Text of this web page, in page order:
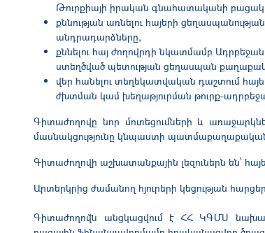
Թուրքիայի իրական գնահատականի
քննության առնելու հայերի
անդրադարձները,
քննելու հայ ժողովրդի նկատմամբ
ստեղծված պետության ցեղասպան
վեր հանելու տեղեկատվական դաշտում
ժխտման կամ խեղաթյուրման թուրք-
Գիտաժողովը նոր մոտեցումների և
մասնակցությունը կնպաստի
Գիտաժողովի աշխատանքային լեզուներն են՝
Արտերկրից ժամանող հյուրերի կեցության
Գիտաժողովն անցկացվում է ՀՀ ԿԳՄՍ